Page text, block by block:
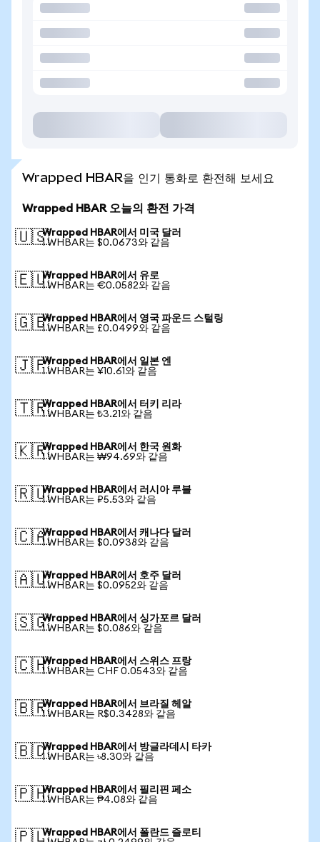
Wrapped HBAR을 인기 통화로 환전해 보세요
Wrapped HBAR 오늘의 환전 가격
🇺🇸Wrapped HBAR에서 미국 달러
1 WHBAR는 $0.0673와 같음
🇪🇺Wrapped HBAR에서 유로
1 WHBAR는 €0.0582와 같음
🇬🇧Wrapped HBAR에서 영국 파운드 스털링
1 WHBAR는 £0.0499와 같음
🇯🇵Wrapped HBAR에서 일본 엔
1 WHBAR는 ¥10.61와 같음
🇹🇷Wrapped HBAR에서 터키 리라
1 WHBAR는 ₺3.21와 같음
🇰🇷Wrapped HBAR에서 한국 원화
1 WHBAR는 ₩94.69와 같음
🇷🇺Wrapped HBAR에서 러시아 루블
1 WHBAR는 ₽5.53와 같음
🇨🇦Wrapped HBAR에서 캐나다 달러
1 WHBAR는 $0.0938와 같음
🇦🇺Wrapped HBAR에서 호주 달러
1 WHBAR는 $0.0952와 같음
🇸🇬Wrapped HBAR에서 싱가포르 달러
1 WHBAR는 $0.086와 같음
🇨🇭Wrapped HBAR에서 스위스 프랑
1 WHBAR는 CHF 0.0543와 같음
🇧🇷Wrapped HBAR에서 브라질 헤알
1 WHBAR는 R$0.3428와 같음
🇧🇩Wrapped HBAR에서 방글라데시 타카
1 WHBAR는 ৳8.30와 같음
🇵🇭Wrapped HBAR에서 필리핀 페소
1 WHBAR는 ₱4.08와 같음
🇵🇱Wrapped HBAR에서 폴란드 즐로티